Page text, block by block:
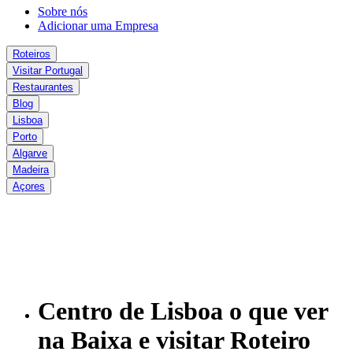
Sobre nós
Adicionar uma Empresa
Roteiros
Visitar Portugal
Restaurantes
Blog
Lisboa
Porto
Algarve
Madeira
Açores
Centro de Lisboa o que ver
na Baixa e visitar Roteiro